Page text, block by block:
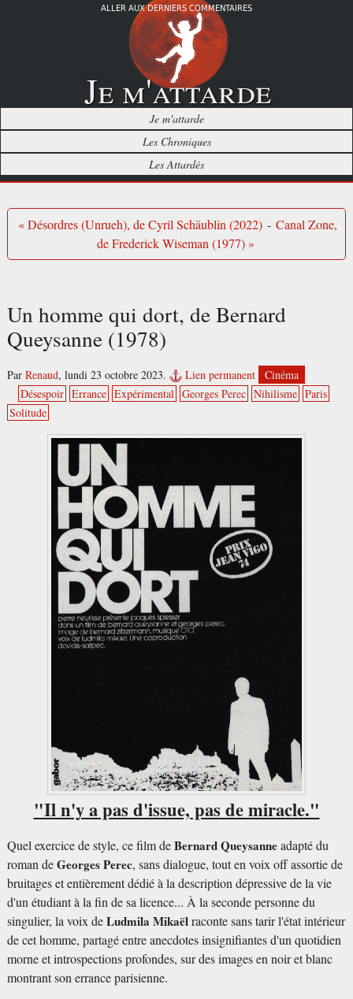
ALLER AUX DERNIERS COMMENTAIRES
Je m'attarde
Je m'attarde
Les Chroniques
Les Attardés
« Désordres (Unrueh), de Cyril Schäublin (2022) - Canal Zone,
de Frederick Wiseman (1977) »
Un homme qui dort, de Bernard
Queysanne (1978)
Par Renaud, lundi 23 octobre 2023. Lien permanent
Cinéma
Désespoir Errance Expérimental Georges Perec Nihilisme Paris
Solitude
"Il n'y a pas d'issue, pas de miracle."
Quel exercice de style, ce film deBernard Queysanneadapté du
roman deGeorges Perec, sans dialogue, tout en voix off assortie de
bruitages et entièrement dédié à la description dépressive de la vie
d'un étudiant à la fin de sa licence... À la seconde personne du
singulier, la voix deLudmila Mikaëlraconte sans tarir l'état intérieur
de cet homme, partagé entre anecdotes insignifiantes d'un quotidien
morne et introspections profondes, sur des images en noir et blanc
montrant son errance parisienne.